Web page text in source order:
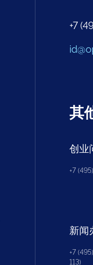
+7
其
创业
+7
新闻
+7
113)